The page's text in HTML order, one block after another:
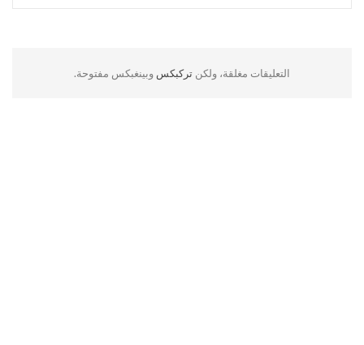
التعليقات مغلقة، ولكن تركبكس وبينغبكس مفتوحة.